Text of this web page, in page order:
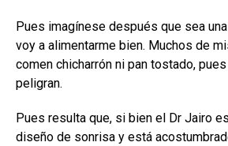
Pues imagínese después que sea
voy a alimentarme bien. Muchos de
comen chicharrón ni pan tostado,
peligran.
Pues resulta que, si bien el Dr Jairo
diseño de sonrisa y está